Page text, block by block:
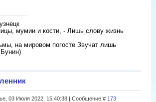
мумии и кости, - Лишь слову жизнь
на мировом погосте Звучат лишь
03 Июля 2022, 15:40:38 | Сообщение # 173